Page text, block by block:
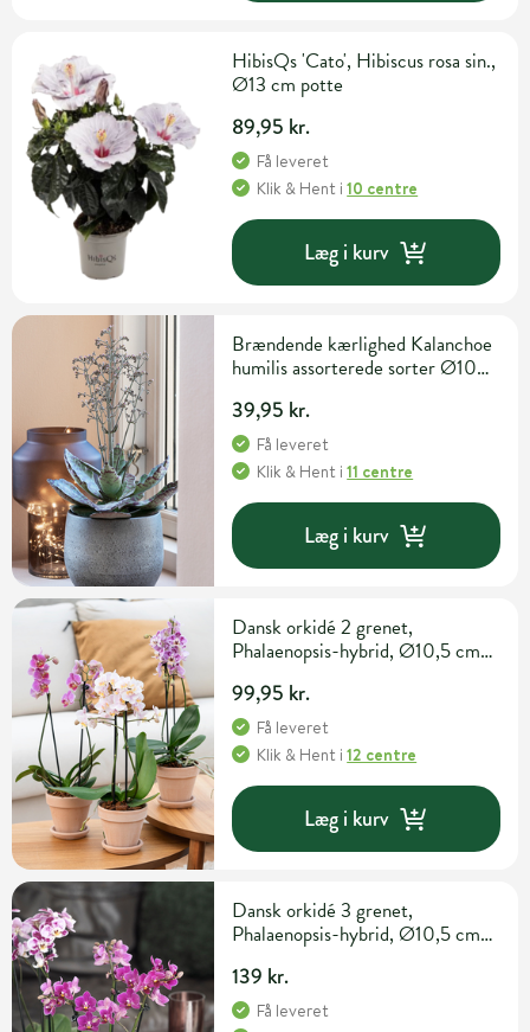
HibisQs 'Cato', Hibiscus rosa sin.,
Ø13 cm potte
89,95 kr.
Få leveret
Klik & Hent i10 centre
Læg i kurv
Brændende kærlighed Kalanchoe
humilis assorterede sorter Ø10
39,95 kr.
Få leveret
Klik & Hent i11 centre
Læg i kurv
Dansk orkidé 2 grenet,
Phalaenopsis-hybrid, Ø10,5 cm
99,95 kr.
Få leveret
Klik & Hent i12 centre
Læg i kurv
Dansk orkidé 3 grenet,
Phalaenopsis-hybrid, Ø10,5 cm
139 kr.
Få leveret